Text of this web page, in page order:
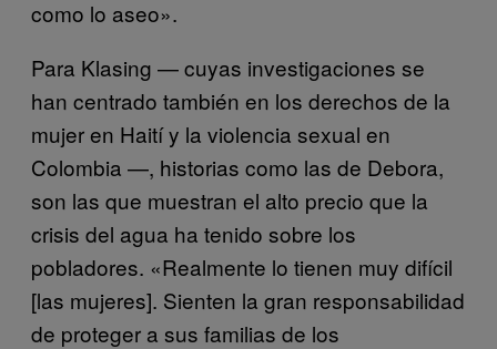
como lo aseo».
Para Klasing — cuyas investigaciones se
han centrado también en los derechos de la
mujer en Haití y la violencia sexual en
Colombia —, historias como las de Debora,
son las que muestran el alto precio que la
crisis del agua ha tenido sobre los
pobladores. «Realmente lo tienen muy difícil
[las mujeres]. Sienten la gran responsabilidad
de proteger a sus familias de los